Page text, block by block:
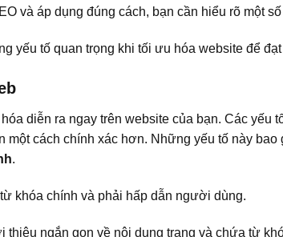
và áp dụng đúng cách, bạn cần hiểu rõ một
yếu tố quan trọng khi tối ưu hóa website để
diễn ra ngay trên website của bạn. Các yếu
một cách chính xác hơn. Những yếu tố này bao
.
khóa chính và phải hấp dẫn người dùng.
thiệu ngắn gọn về nội dung trang và chứa từ